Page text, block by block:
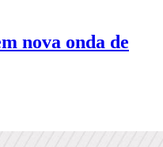
nova onda de